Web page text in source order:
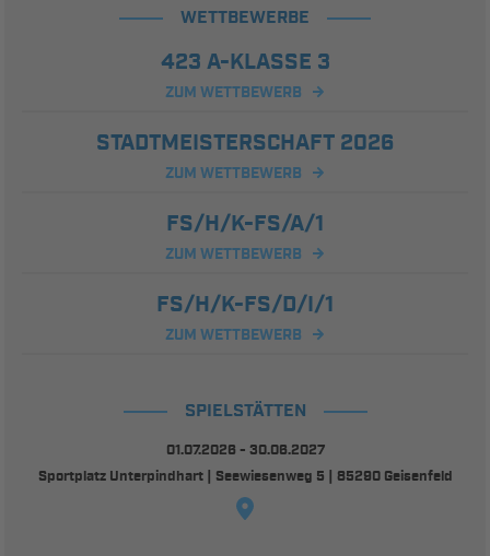
WETTBEWERBE
423 A-KLASSE 3
ZUM WETTBEWERB
STADTMEISTERSCHAFT 2026
ZUM WETTBEWERB
FS/H/K-FS/A/1
ZUM WETTBEWERB
FS/H/K-FS/D/I/1
ZUM WETTBEWERB
SPIELSTÄTTEN
01.07.2026 - 30.06.2027
Sportplatz Unterpindhart | Seewiesenweg 5 | 85290 Geisenfeld